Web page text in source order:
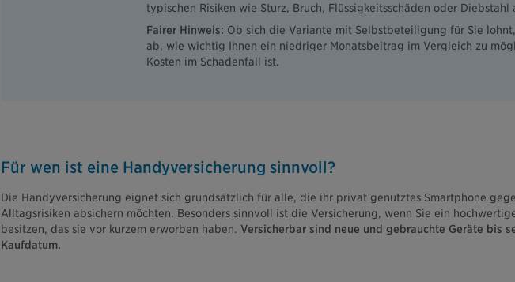
typischen Risiken wie Sturz, Bruch, Flüssigkeitsschäden oder Diebstahl
Fairer Hinweis: Ob sich die Variante mit Selbstbeteiligung für Sie
ab, wie wichtig Ihnen ein niedriger Monatsbeitrag im Vergleich zu
Kosten im Schadenfall ist.
Für wen ist eine Handyversicherung sinnvoll?
Die Handyversicherung eignet sich grundsätzlich für alle, die ihr privat genutztes Smartphone
Alltagsrisiken absichern möchten. Besonders sinnvoll ist die Versicherung, wenn Sie ein
besitzen, das sie vor kurzem erworben haben. Versicherbar sind neue und gebrauchte Geräte bis
Kaufdatum.